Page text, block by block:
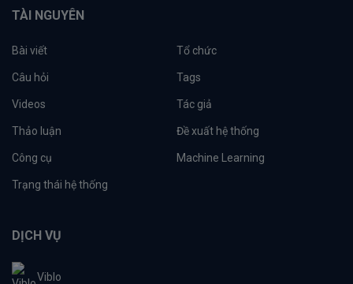
TÀI NGUYÊN
Bài viết Tổ chức
Câu hỏi Tags
Videos Tác giả
Thảo luận Đề xuất hệ thống
Công cụ Machine Learning
Trạng thái hệ thống
DỊCH VỤ
Viblo